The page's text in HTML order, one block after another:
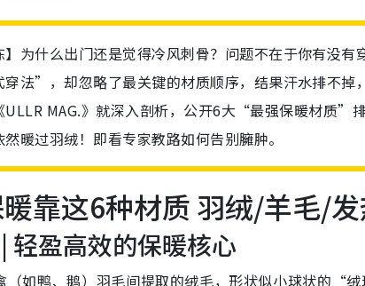
】为什么出门还是觉得冷风刺骨？问题不在于你有没
法”，却忽略了最关键的材质顺序，结果汗水排不掉
ULLR MAG.》就深入剖析，公开6大“最强保暖材质”
暖过羽绒！即看专家教路如何告别臃肿。
靠这6种材质 羽绒/羊毛/
轻盈高效的保暖核心
（如鸭、鹅）羽毛间提取的绒毛，形状似小球状的“